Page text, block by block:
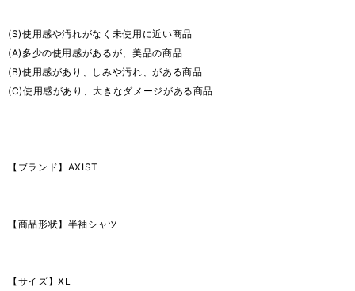
(S)使用感や汚れがなく未使用に近い商品
(A)多少の使用感があるが、美品の商品
(B)使用感があり、しみや汚れ、がある商品
(C)使用感があり、大きなダメージがある商品
【ブランド】AXIST
【商品形状】半袖シャツ
【サイズ】XL